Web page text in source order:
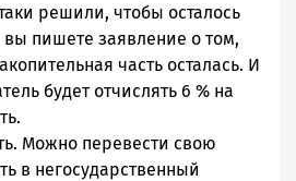
решили, чтобы осталось
вы пишете заявление о том,
часть осталась. И
будет отчислять 6 % на
Можно перевести свою
в негосударственный